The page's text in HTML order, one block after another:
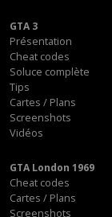
GTA 3
Présentation
Cheat codes
Soluce complète
Tips
Cartes / Plans
Screenshots
Vidéos
GTA London 1969
Cheat codes
Cartes / Plans
Screenshots